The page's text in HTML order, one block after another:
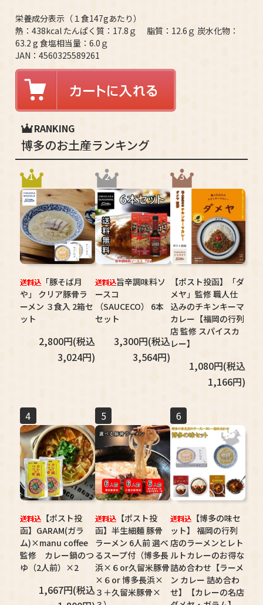
栄養成分表示（１食147gあたり）
熱：438kcal たんぱく質：17.8ｇ 脂質：12.6ｇ 炭水化物：
63.2 g 食塩相当量：6.0ｇ
JAN：4560325589261
RANKING
博多のお土産ランキング
1
「豚そば月
や」 クリア豚骨ラ
ーメン ３食入 2箱セ
ット
2,800円(税込
3,024円)
2
旨辛調味料ソ
ースコ
（SAUCECO） 6本
セット
3,300円(税込
3,564円)
3
【ポスト投函】「ダ
メヤ」監修 職人仕
込みのチキンキーマ
カレー【福岡の行列
店 監修 スパイスカ
レー】
1,080円(税込
1,166円)
4
【ポスト投
函】GARAM(ガラ
ム)×manu coffee
監修 カレー鍋のつ
ゆ（2人前）×2
1,667円(税込
5
【ポスト投
函】半生細麺 豚骨
ラーメン 6人前 選べ
るスープ付（博多長
浜×６or久留米豚骨
×６or 博多長浜×
３＋久留米豚骨×
6
【博多の味セ
ット】 福岡の行列
店のラーメンとレト
ルトカレーのお得な
詰め合わせ【ラーメ
ン カレー 詰め合わ
せ】【カレーの名店